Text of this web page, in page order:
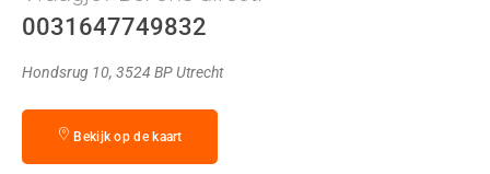
0031647749832
Hondsrug 10, 3524 BP Utrecht
Bekijk op de kaart